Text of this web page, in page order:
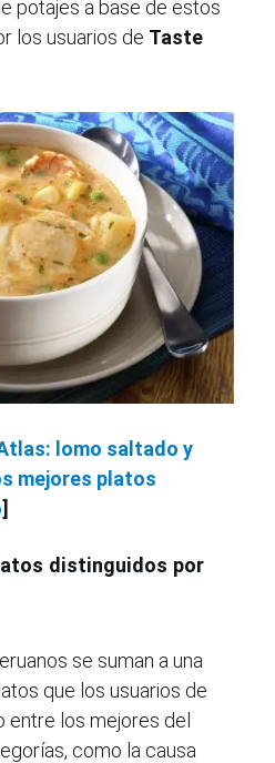
potajes a base de estos
los usuarios de Taste
lomo saltado y
mejores platos
]
distinguidos por
se suman a una
que los usuarios de
entre los mejores del
como la causa